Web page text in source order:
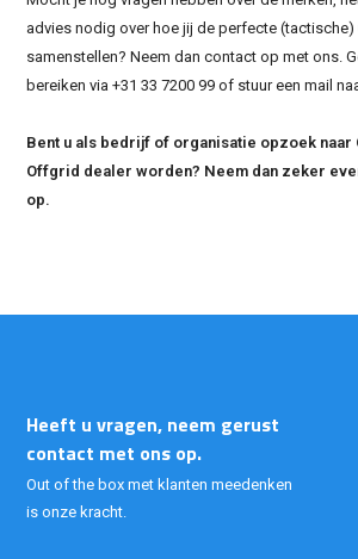
advies nodig over hoe jij de perfecte
samenstellen? Neem dan contact op met ons.
bereiken via +31 33 7200 99 of stuur een mail
Bent u als bedrijf of organisatie opzoek
Offgrid dealer worden? Neem dan zeker
op.
Heeft u vragen, neem gerust
contact met ons op.
Out of the box met klanten meedenken
is onze kracht.